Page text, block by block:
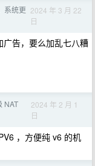
系统更 2024 年 3 月 22
日
广告，要么加乱七八糟
NAT
2024 年 2 月 1
日
，方便纯 v6 的机